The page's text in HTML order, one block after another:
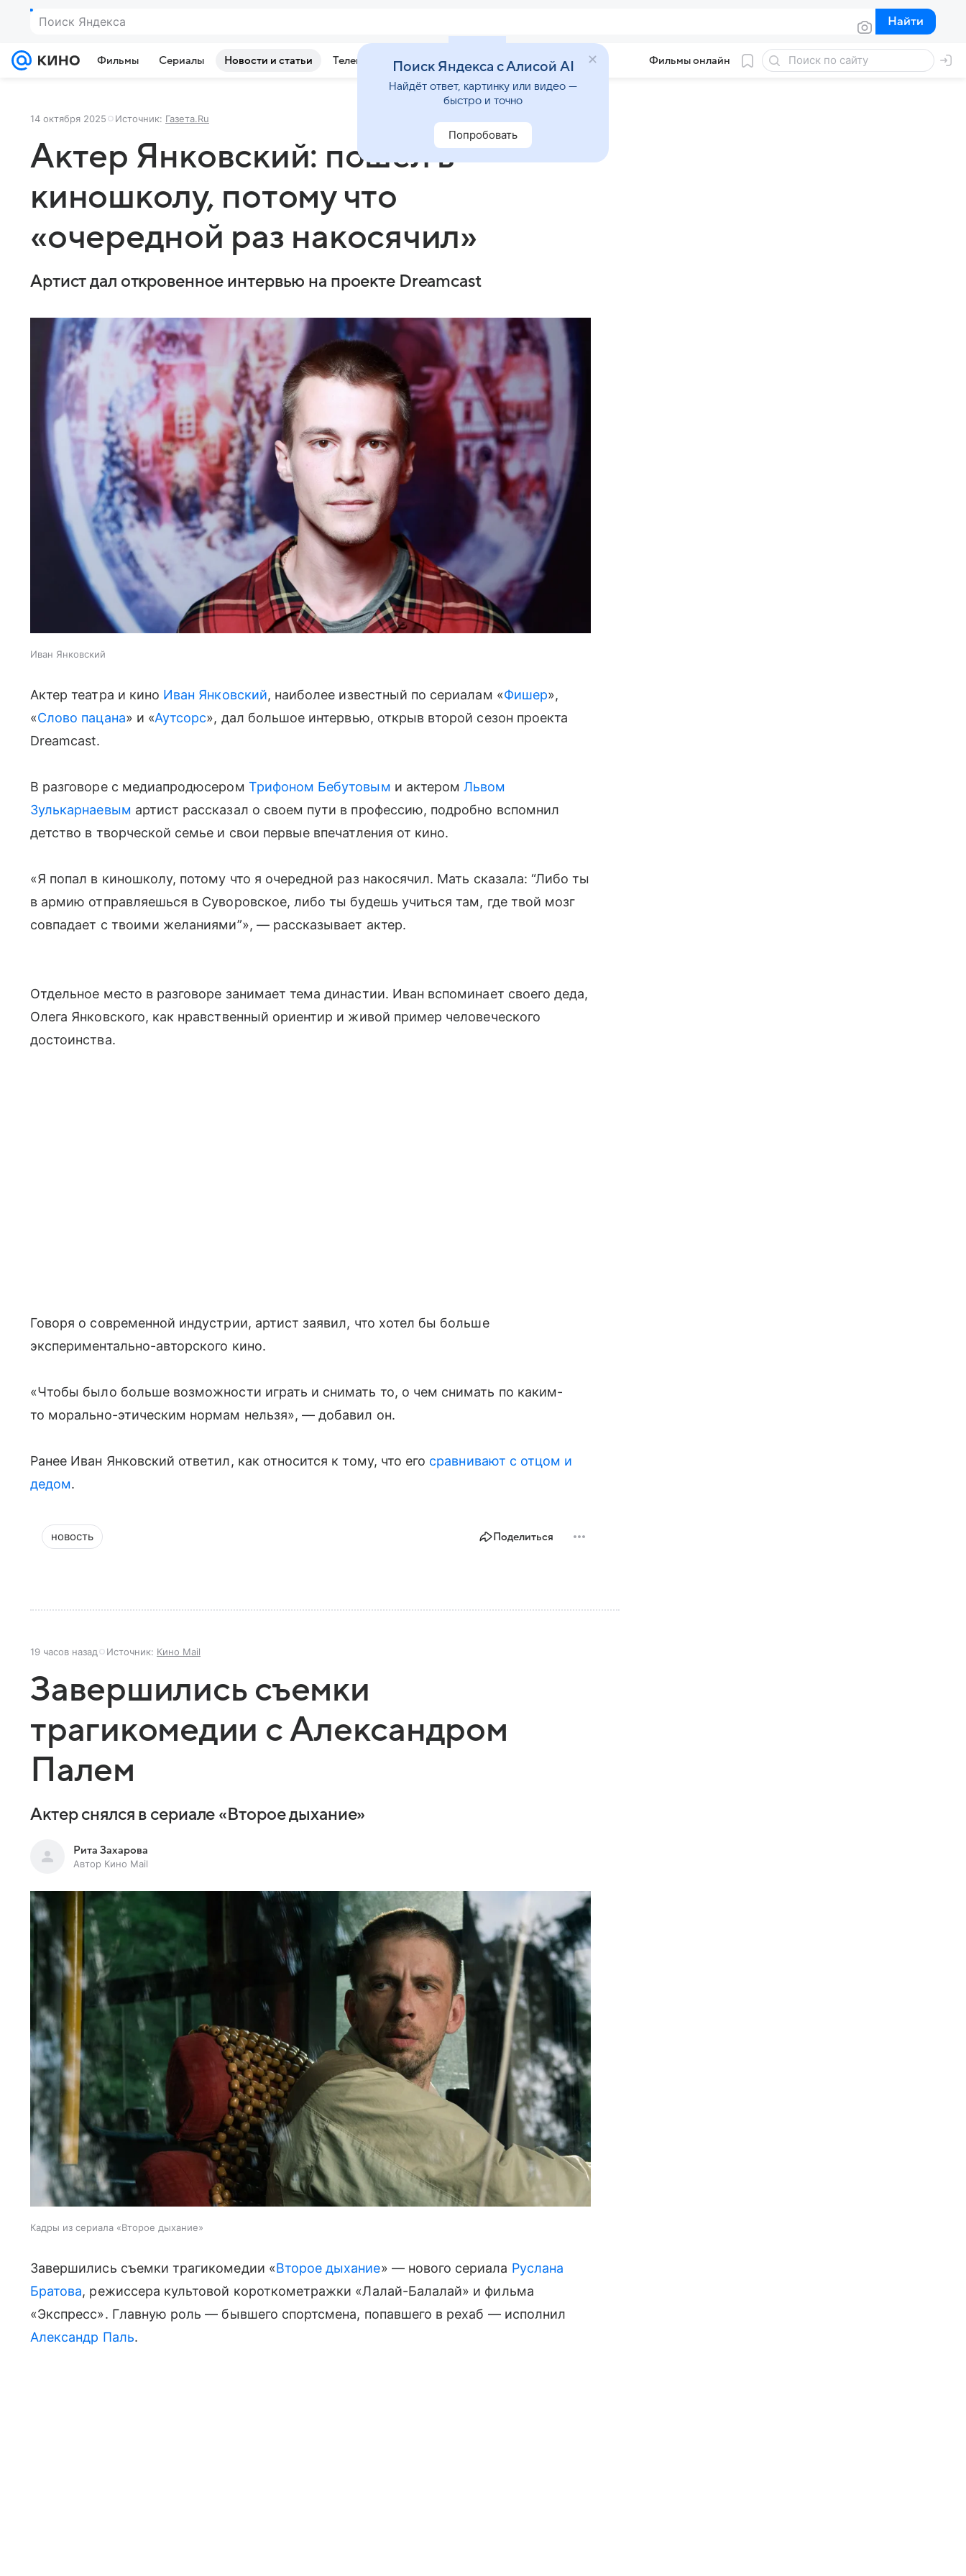
Поиск Яндекса Найти
Найти
Фильмы Сериалы Новости и статьи Телепрограмма Звезды Фильмы онлайн
14 октября 2025 Источник: Газета.Ru
Актер Янковский: пошел в
киношколу, потому что
«очередной раз накосячил»
Артист дал откровенное интервью на проекте Dreamcast
Иван Янковский
Актер театра и кино Иван Янковский, наиболее известный по сериалам «Фишер»,
«Слово пацана» и «Аутсорс», дал большое интервью, открыв второй сезон проекта
Dreamcast.
В разговоре с медиапродюсером Трифоном Бебутовым и актеромЛьвом
Зулькарнаевым артист рассказал о своем пути в профессию, подробно вспомнил
детство в творческой семье и свои первые впечатления от кино.
«Я попал в киношколу, потому что я очередной раз накосячил. Мать сказала: “Либо ты
в армию отправляешься в Суворовское, либо ты будешь учиться там, где твой мозг
совпадает с твоими желаниями”», — рассказывает актер.
Отдельное место в разговоре занимает тема династии. Иван вспоминает своего деда,
Олега Янковского, как нравственный ориентир и живой пример человеческого
достоинства.
Говоря о современной индустрии, артист заявил, что хотел бы больше
экспериментально-авторского кино.
«Чтобы было больше возможности играть и снимать то, о чем снимать по каким-
то морально-этическим нормам нельзя», — добавил он.
Ранее Иван Янковский ответил, как относится к тому, что его сравнивают с отцом и
дедом.
новость Поделиться
19 часов назад Источник: Кино Mail
Завершились съемки
трагикомедии с Александром
Палем
Актер снялся в сериале «Второе дыхание»
Рита Захарова
Автор Кино Mail
Кадры из сериала «Второе дыхание»
Завершились съемки трагикомедии «Второе дыхание» — нового сериала Руслана
Братова, режиссера культовой короткометражки «Лалай-Балалай» и фильма
«Экспресс». Главную роль — бывшего спортсмена, попавшего в рехаб — исполнил
Александр Паль.
Поиск Яндекса с Алисой AI
Найдёт ответ, картинку или видео —
быстро и точно
Попробовать